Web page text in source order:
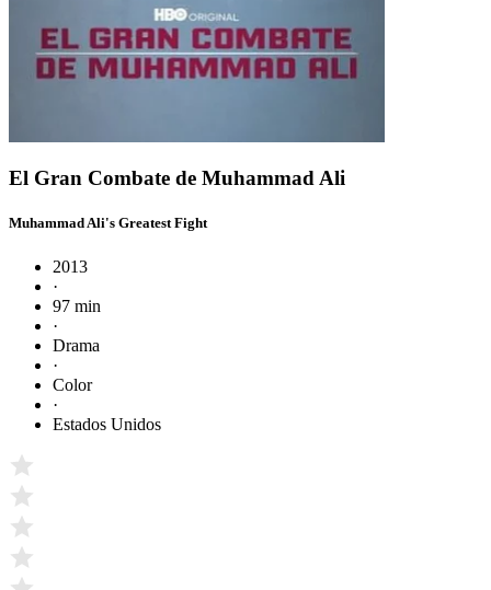
El Gran Combate de Muhammad Ali
Muhammad Ali's Greatest Fight
2013
·
97 min
·
Drama
·
Color
·
Estados Unidos